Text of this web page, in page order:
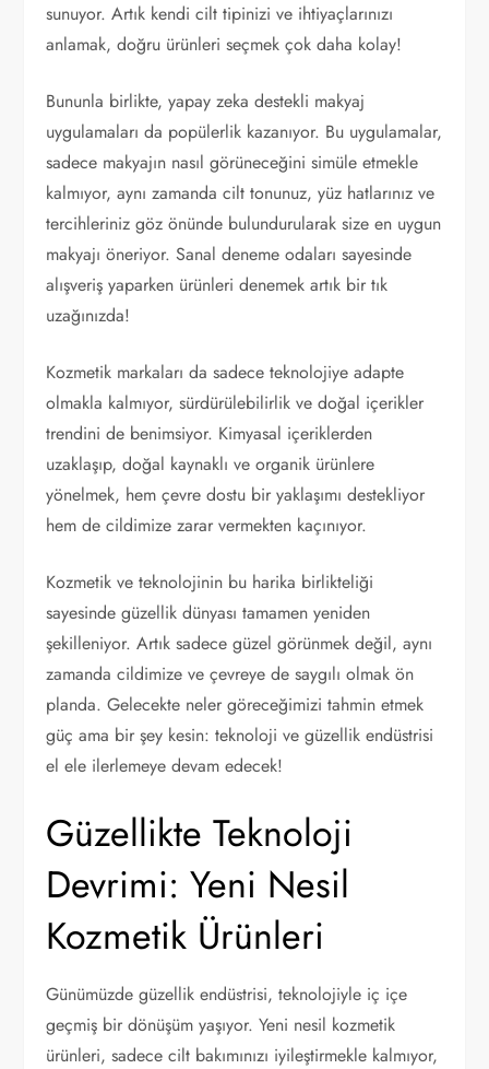
sunuyor. Artık kendi cilt tipinizi ve ihtiyaçlarınızı
anlamak, doğru ürünleri seçmek çok daha kolay!
Bununla birlikte, yapay zeka destekli makyaj
uygulamaları da popülerlik kazanıyor. Bu uygulamalar,
sadece makyajın nasıl görüneceğini simüle etmekle
kalmıyor, aynı zamanda cilt tonunuz, yüz hatlarınız ve
tercihleriniz göz önünde bulundurularak size en uygun
makyajı öneriyor. Sanal deneme odaları sayesinde
alışveriş yaparken ürünleri denemek artık bir tık
uzağınızda!
Kozmetik markaları da sadece teknolojiye adapte
olmakla kalmıyor, sürdürülebilirlik ve doğal içerikler
trendini de benimsiyor. Kimyasal içeriklerden
uzaklaşıp, doğal kaynaklı ve organik ürünlere
yönelmek, hem çevre dostu bir yaklaşımı destekliyor
hem de cildimize zarar vermekten kaçınıyor.
Kozmetik ve teknolojinin bu harika birlikteliği
sayesinde güzellik dünyası tamamen yeniden
şekilleniyor. Artık sadece güzel görünmek değil, aynı
zamanda cildimize ve çevreye de saygılı olmak ön
planda. Gelecekte neler göreceğimizi tahmin etmek
güç ama bir şey kesin: teknoloji ve güzellik endüstrisi
el ele ilerlemeye devam edecek!
Güzellikte Teknoloji
Devrimi: Yeni Nesil
Kozmetik Ürünleri
Günümüzde güzellik endüstrisi, teknolojiyle iç içe
geçmiş bir dönüşüm yaşıyor. Yeni nesil kozmetik
ürünleri, sadece cilt bakımınızı iyileştirmekle kalmıyor,